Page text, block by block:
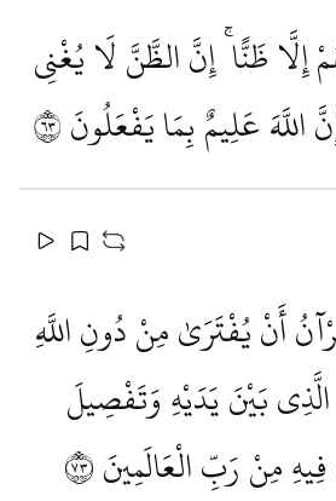
إِلَّا ظَنًّا ۚ إِنَّ الظَّنَّ لَا يُغْنِي
اللَّهَ عَلِيمٌ بِمَا يَفْعَلُونَ٣٦
أَنْ يُفْتَرَىٰ مِنْ دُونِ اللَّهِ
بَيْنَ يَدَيْهِ وَتَفْصِيلَ
مِنْ رَبِّ الْعَالَمِينَ٣٧